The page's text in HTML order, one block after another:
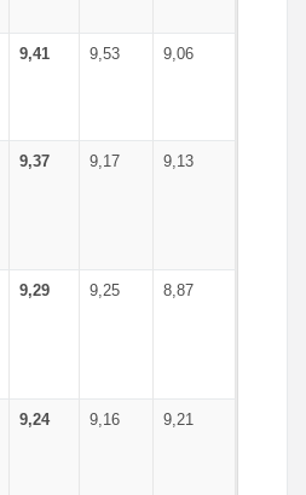
9,41 9,53 9,06
9,37 9,17 9,13
9,29 9,25 8,87
9,24 9,16 9,21